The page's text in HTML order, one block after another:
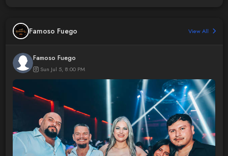
Famoso Fuego View All
Famoso Fuego
Sun Jul 5, 8:00 PM